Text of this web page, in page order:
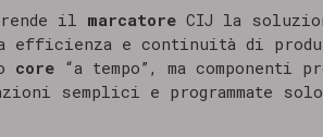
il marcatore CIJ la
efficienza e continuità di
core “a tempo”, ma componenti
semplici e programmate solo